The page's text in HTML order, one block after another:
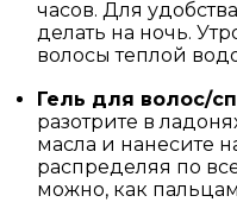
часов. Для
делать на ночь.
волосы теплой
Гель для волос/
разотрите в
масла и нанесите
распределяя по
можно, как